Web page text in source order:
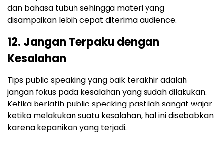
dan bahasa tubuh sehingga materi yang
disampaikan lebih cepat diterima audience.
12. Jangan Terpaku dengan
Kesalahan
Tips public speaking yang baik terakhir adalah
jangan fokus pada kesalahan yang sudah dilakukan.
Ketika berlatih public speaking pastilah sangat wajar
ketika melakukan suatu kesalahan, hal ini disebabkan
karena kepanikan yang terjadi.